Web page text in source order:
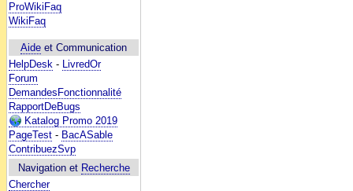
ProWikiFaq
WikiFaq
Aide et Communication
HelpDesk - LivredOr
Forum
DemandesFonctionnalité
RapportDeBugs
Katalog Promo 2019
PageTest - BacASable
ContribuezSvp
Navigation et Recherche
Chercher